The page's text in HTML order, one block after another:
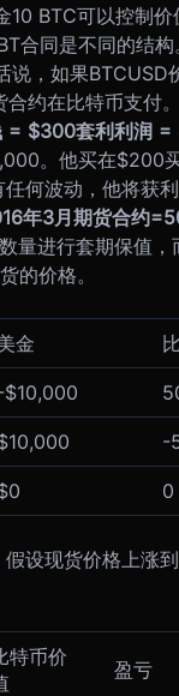
10 BTC可以控制
合同是不同的结构
，如果BTCUSD
约在比特币支付
= $300套利利润 =
。他买在$200
任何波动，他将获
年3月期货合约
量进行套期保值
的价格。
金
$10,000
-
0
设现货价格上涨
特币价
盈亏